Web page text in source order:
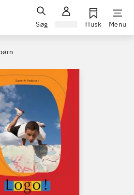
Søg Husk Menu